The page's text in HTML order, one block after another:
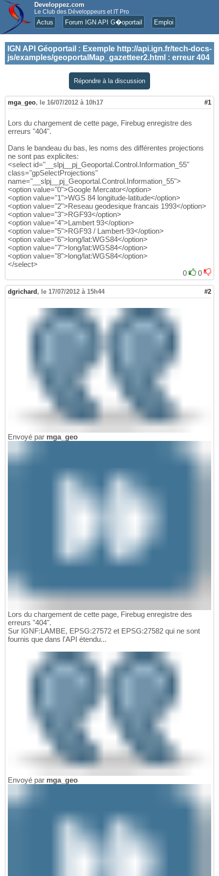
Developpez.com
Le Club des Développeurs et IT Pro
Actus Forum IGN API G�oportail Emploi
IGN API Géoportail : Exemple http://api.ign.fr/tech-docs-
js/examples/geoportalMap_gazetteer2.html : erreur 404
Répondre à la discussion
mga_geo, le 16/07/2012 à 10h17 #1
Lors du chargement de cette page, Firebug enregistre des
erreurs "404".
Dans le bandeau du bas, les noms des différentes projections
ne sont pas explicites:
<select id="__slpj__pj_Geoportal.Control.Information_55"
class="gpSelectProjections"
name="__slpj__pj_Geoportal.Control.Information_55">
<option value="0">Google Mercator</option>
<option value="1">WGS 84 longitude-latitude</option>
<option value="2">Reseau geodesique francais 1993</option>
<option value="3">RGF93</option>
<option value="4">Lambert 93</option>
<option value="5">RGF93 / Lambert-93</option>
<option value="6">long/lat:WGS84</option>
<option value="7">long/lat:WGS84</option>
<option value="8">long/lat:WGS84</option>
</select>
0
0
dgrichard , le 17/07/2012 à 15h44 #2
Envoyé par mga_geo
Lors du chargement de cette page, Firebug enregistre des
erreurs "404".
Sur IGNF:LAMBE, EPSG:27572 et EPSG:27582 qui ne sont
fournis que dans l'API étendu...
Envoyé par mga_geo